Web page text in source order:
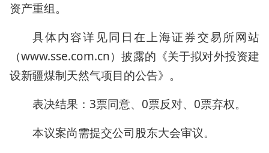
资产重组。
具体内容详见同日在上海证券交易所网站
（www.sse.com.cn）披露的《关于拟对外投资建
设新疆煤制天然气项目的公告》。
表决结果：3票同意、0票反对、0票弃权。
本议案尚需提交公司股东大会审议。